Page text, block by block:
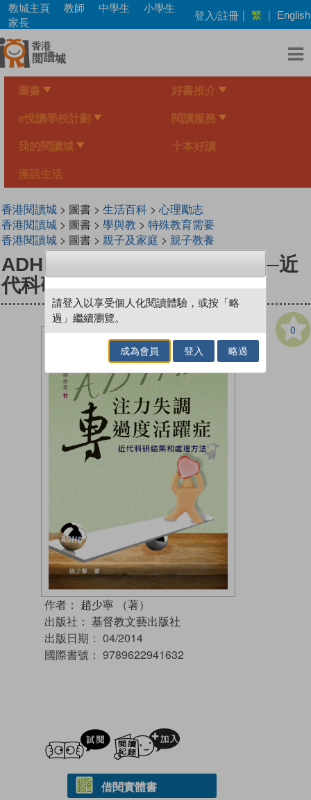
Skip
main
content
教城主頁 教師 中學生
小學生
家長
登入/註冊 | 繁 | English
圖書 好書推介
e悅讀學校計劃 閱讀服務
我的閱讀城 十本好讀
漫話生活
香港閱讀城> 圖書 > 生活百科> 心理勵志
香港閱讀城> 圖書 > 學與教 > 特殊教育需要
香港閱讀城> 圖書 > 親子及家庭 > 親子教養
ADHD專注力失調過度活躍症──近
代科研結果和處理方法
0
作者： 趙少寧 （著）
出版社： 基督教文藝出版社
出版日期： 04/2014
國際書號： 9789622941632
試閲
借閱實體書
請登入以享受個人化閱讀體驗，或按「略
過」繼續瀏覽。
成為會員 登入 略過